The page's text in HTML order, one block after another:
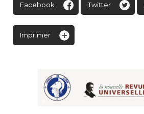
Facebook Twitter
Imprimer